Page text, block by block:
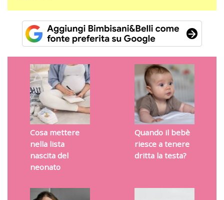
Cosa mettere
nella lista
nascita del
neonato
Quando il bebè
riesce a tenere
dritta la testa?